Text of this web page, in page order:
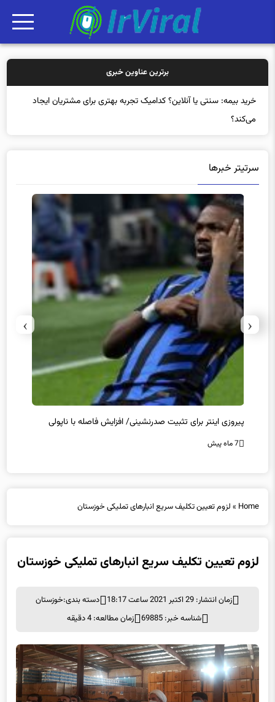
برترین عناوین خبری
خرید بیمه: سنتی یا آنلاین؟ کدامیک تجربه بهتری برای مشتریان ایجاد
می‌کند؟
سرتیتر خبرها
پیروزی اینتر برای تثبیت صدرنشینی/ افزایش فاصله با ناپولی
7 ماه پیش
‹
›
Home
» لزوم تعیین تکلیف سریع انبارهای تملیکی خوزستان
لزوم تعیین تکلیف سریع انبارهای تملیکی خوزستان
زمان انتشار: 29 اکتبر 2021 ساعت 18:17 دسته بندی:خوزستان
شناسه خبر: 69885
زمان مطالعه: 4 دقیقه